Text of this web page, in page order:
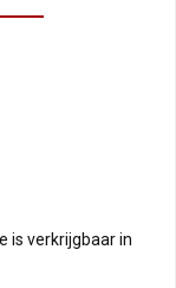
is verkrijgbaar in